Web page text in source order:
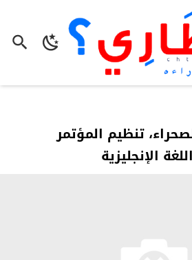
تنظيم المؤتمر
الإنجليزية